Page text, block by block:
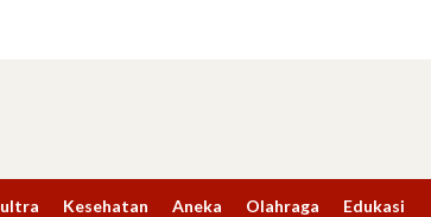
Kesehatan Aneka Olahraga Edukasi